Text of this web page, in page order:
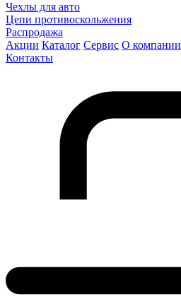
Чехлы для авто
Цепи противоскольжения
Распродажа
Акции Каталог Сервис О компании
Контакты